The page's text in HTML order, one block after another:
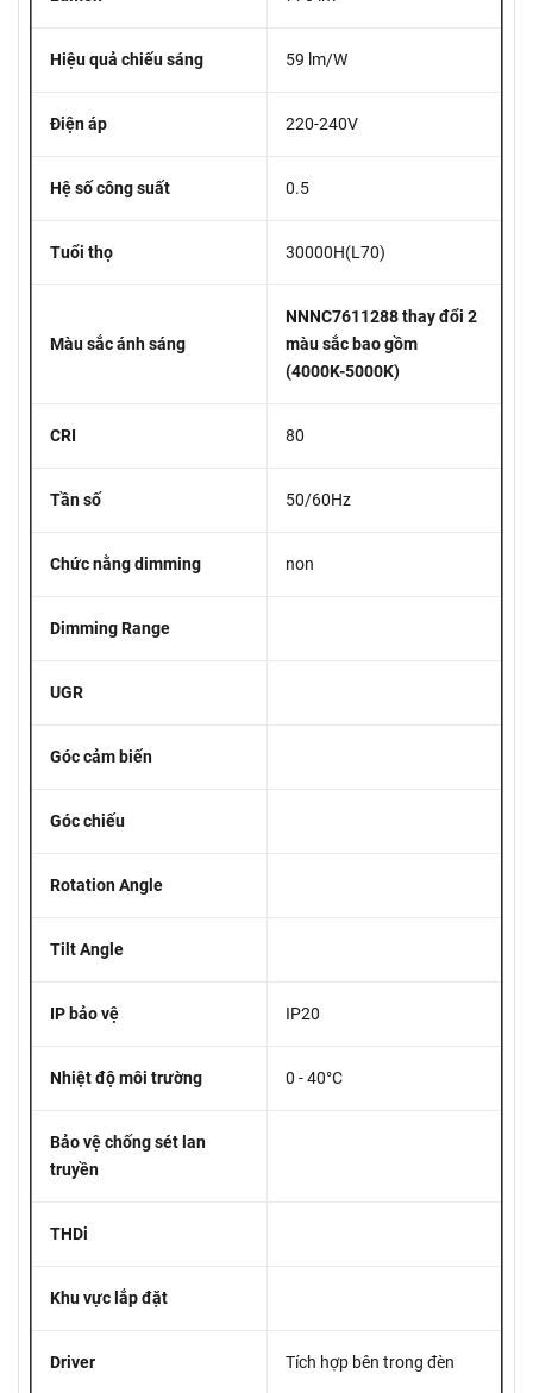
Hiệu quả chiếu sáng 59 lm/W
Điện áp 220-240V
Hệ số công suất 0.5
Tuổi thọ 30000H(L70)
Màu sắc ánh sáng
NNNC7611288 thay đổi 2
màu sắc bao gồm
(4000K-5000K)
CRI 80
Tần số 50/60Hz
Chức nằng dimming non
Dimming Range
UGR
Góc cảm biến
Góc chiếu
Rotation Angle
Tilt Angle
IP bảo vệ IP20
Nhiệt độ môi trường 0 - 40°C
Bảo vệ chống sét lan
truyền
THDi
Khu vực lắp đặt
Driver Tích hợp bên trong đèn